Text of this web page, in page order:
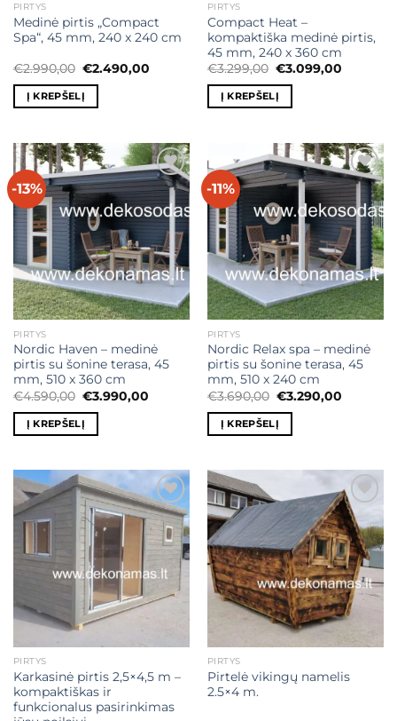
PIRTYS
Medinė pirtis „Compact
Spa“, 45 mm, 240 x 240 cm
€2.990,00 Original
was:
€2.990,00.
€2.490,00Current
Į KREPŠELĮ
PIRTYS
Compact Heat –
kompaktiška medinė pirtis,
45 mm, 240 x 360 cm
€3.299,00 Original
was:
€3.299,00.
€3.099,00Current
Į KREPŠELĮ
-13% Mėgstamiausias
PIRTYS
Nordic Haven – medinė
pirtis su šonine terasa, 45
mm, 510 x 360 cm
€4.590,00 Original
was:
€4.590,00.
€3.990,00Current
Į KREPŠELĮ
-11% Mėgstamiausias
PIRTYS
Nordic Relax spa – medinė
pirtis su šonine terasa, 45
mm, 510 x 240 cm
€3.690,00 Original
was:
€3.690,00.
€3.290,00Current
Į KREPŠELĮ
Mėgstamiausias
PIRTYS
Karkasinė pirtis 2,5×4,5 m –
kompaktiškas ir
funkcionalus pasirinkimas
Mėgstamiausias
PIRTYS
Pirtelė vikingų namelis
2.5×4 m.